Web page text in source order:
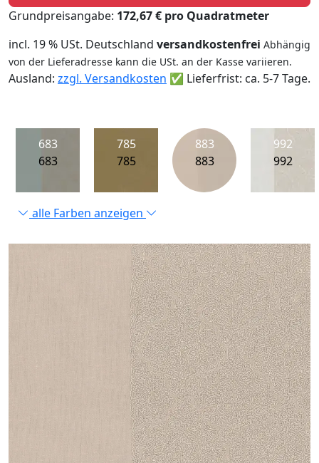
Grundpreisangabe: 172,67 € pro Quadratmeter
incl. 19 % USt. Deutschland versandkostenfrei Abhängig
von der Lieferadresse kann die USt. an der Kasse variieren.
Ausland: zzgl. Versandkosten ✅ Lieferfrist: ca. 5-7 Tage.
683
683
785
785
883
883
992
992
alle Farben anzeigen